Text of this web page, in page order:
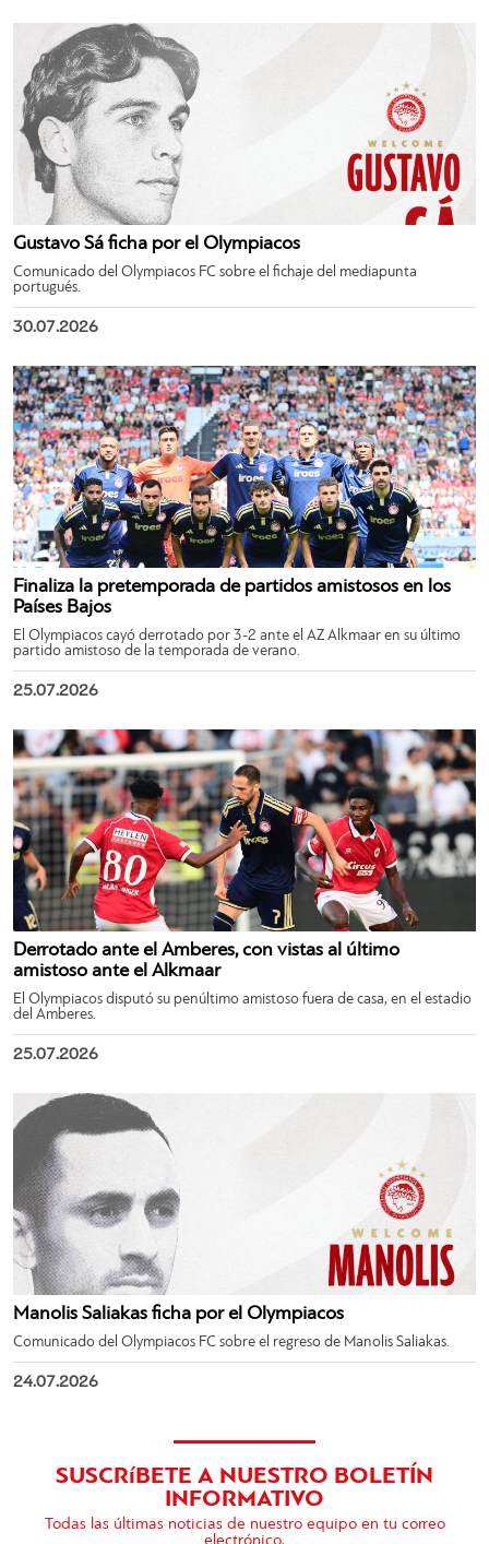
Gustavo Sá ficha por el Olympiacos
Comunicado del Olympiacos FC sobre el fichaje del mediapunta
portugués.
30.07.2026
Finaliza la pretemporada de partidos amistosos en los
Países Bajos
El Olympiacos cayó derrotado por 3-2 ante el AZ Alkmaar en su último
partido amistoso de la temporada de verano.
25.07.2026
Derrotado ante el Amberes, con vistas al último
amistoso ante el Alkmaar
El Olympiacos disputó su penúltimo amistoso fuera de casa, en el estadio
del Amberes.
25.07.2026
Manolis Saliakas ficha por el Olympiacos
Comunicado del Olympiacos FC sobre el regreso de Manolis Saliakas.
24.07.2026
SUSCRíBETE A NUESTRO BOLETÍN
INFORMATIVO
Todas las últimas noticias de nuestro equipo en tu correo